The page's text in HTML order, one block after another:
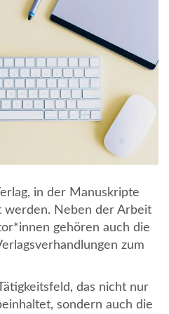
in der Manuskripte
werden. Neben der Arbeit
gehören auch die
zum
das nicht nur
sondern auch die